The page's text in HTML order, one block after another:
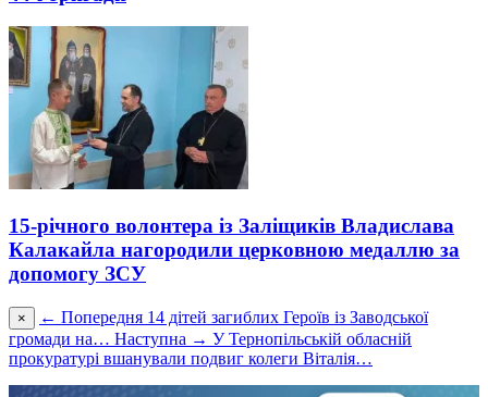
15-річного волонтера із Заліщиків Владислава
Калакайла нагородили церковною медаллю за
допомогу ЗСУ
× ← Попередня 14 дітей загиблих Героїв із Заводської
громади на… Наступна → У Тернопільській обласній
прокуратурі вшанували подвиг колеги Віталія…